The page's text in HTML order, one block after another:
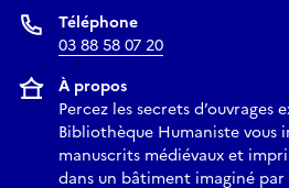
Téléphone
03 88 58 07 20
À propos
Percez les secrets d’ouvrages
Bibliothèque Humaniste vous
manuscrits médiévaux et
dans un bâtiment imaginé par